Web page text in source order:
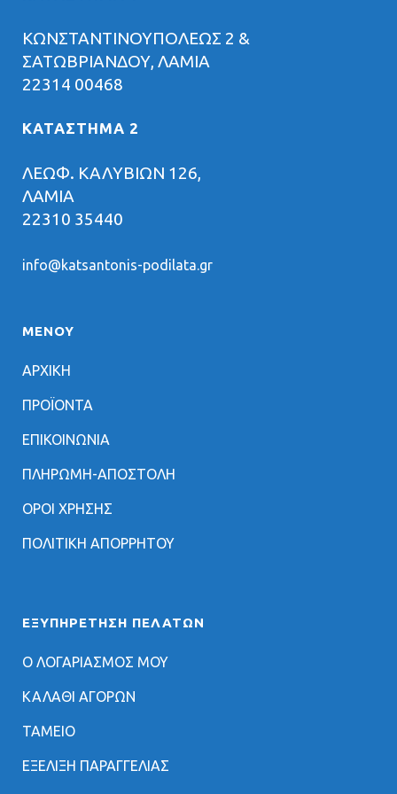
ΚΩΝΣΤΑΝΤΙΝΟΥΠΟΛΕΩΣ 2 &
ΣΑΤΩΒΡΙΑΝΔΟΥ, ΛΑΜΙΑ
22314 00468
ΚΑΤΑΣΤΗΜΑ 2
ΛΕΩΦ. ΚΑΛΥΒΙΩΝ 126,
ΛΑΜΙΑ
22310 35440
info@katsantonis-podilata.gr
ΜΕΝΟΥ
ΑΡΧΙΚΗ
ΠΡΟΪΟΝΤΑ
ΕΠΙΚΟΙΝΩΝΙΑ
ΠΛΗΡΩΜΗ-ΑΠΟΣΤΟΛΗ
ΟΡΟΙ ΧΡΗΣΗΣ
ΠΟΛΙΤΙΚΗ ΑΠΟΡΡΗΤΟΥ
ΕΞΥΠΗΡΈΤΗΣΗ ΠΕΛΑΤΏΝ
Ο ΛΟΓΑΡΙΑΣΜΟΣ ΜΟΥ
ΚΑΛΑΘΙ ΑΓΟΡΩΝ
ΤΑΜΕΙΟ
ΕΞΕΛΙΞΗ ΠΑΡΑΓΓΕΛΙΑΣ